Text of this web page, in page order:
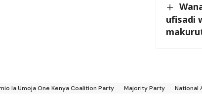
ufisadi
la Umoja One Kenya Coalition Party Majority Party National